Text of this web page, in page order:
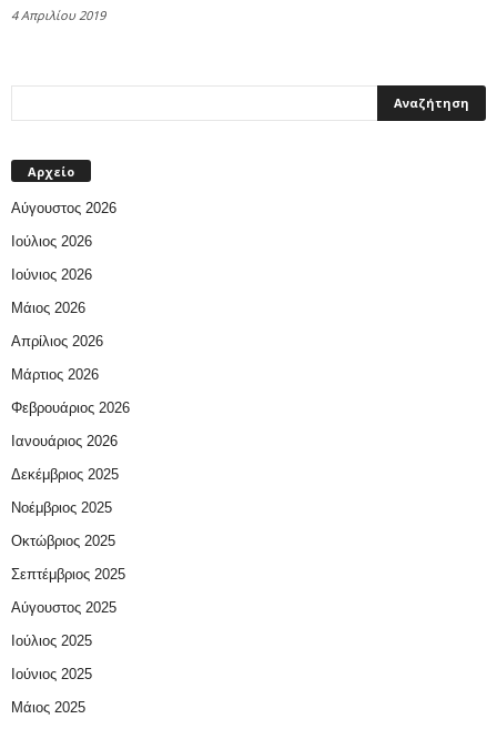
4 Απριλίου 2019
Αρχείο
Αύγουστος 2026
Ιούλιος 2026
Ιούνιος 2026
Μάιος 2026
Απρίλιος 2026
Μάρτιος 2026
Φεβρουάριος 2026
Ιανουάριος 2026
Δεκέμβριος 2025
Νοέμβριος 2025
Οκτώβριος 2025
Σεπτέμβριος 2025
Αύγουστος 2025
Ιούλιος 2025
Ιούνιος 2025
Μάιος 2025